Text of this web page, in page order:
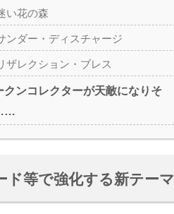
い花の森
ンダー・ディスチャージ
ザレクション・ブレス
クンコレクターが天敵になりそ
ド等で強化する新テーマ